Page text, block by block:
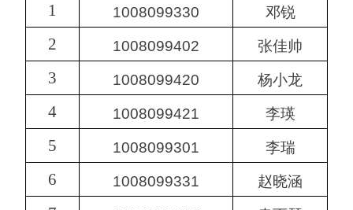
1 1008099330 邓锐
2 1008099402 张佳帅
3 1008099420 杨小龙
4 1008099421 李瑛
5 1008099301 李瑞
6 1008099331 赵晓涵